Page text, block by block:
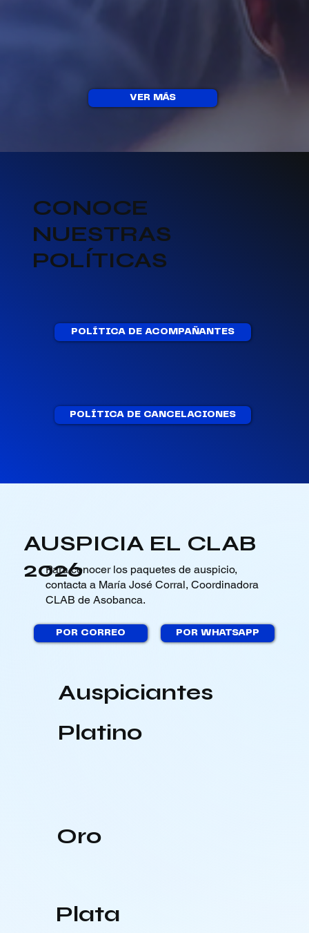
VER MÁS
CONOCE
NUESTRAS
POLÍTICAS
POLÍTICA DE ACOMPAÑANTES
POLÍTICA DE CANCELACIONES
POR CORREO
AUSPICIA EL CLAB
2026
Para conocer los paquetes de auspicio,
contacta a María José Corral, Coordinadora
CLAB de Asobanca.
Auspiciantes
Oro
Plata
POR WHATSAPP
Platino